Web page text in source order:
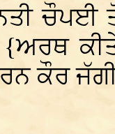
ਚੌਪਈ ਤੋਂ
ਕੌਰ